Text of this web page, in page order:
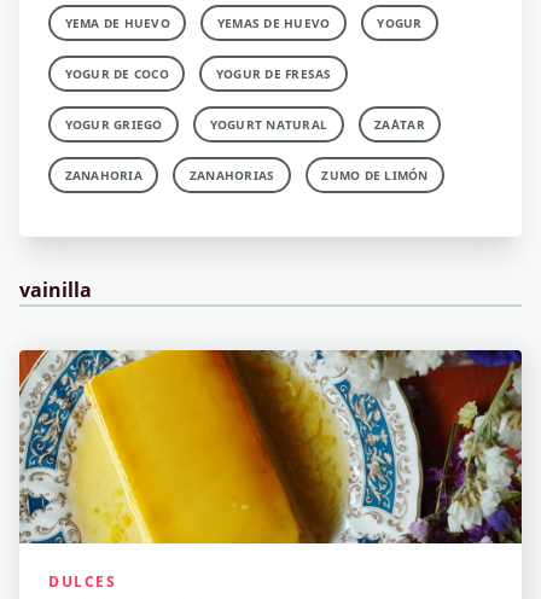
YEMA DE HUEVO YEMAS DE HUEVO YOGUR
YOGUR DE COCO YOGUR DE FRESAS
YOGUR GRIEGO YOGURT NATURAL ZA´ATAR
ZANAHORIA ZANAHORIAS ZUMO DE LIMÓN
vainilla
DULCES